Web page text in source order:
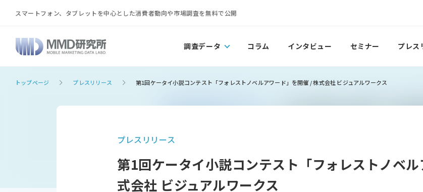
スマートフォン、タブレットを中心とした消費者動向や市場調査を無料で公開
調査データ コラム インタビュー セミナー プレス
トップページ プレスリリース 第1回ケータイ小説コンテスト「フォレストノベルアワード」を開催 / 株式会社 ビジュアルワークス
プレスリリース
第1回ケータイ小説コンテスト「フォレストノベ
式会社 ビジュアルワークス